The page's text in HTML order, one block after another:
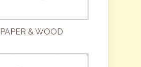
PAPER & WOOD